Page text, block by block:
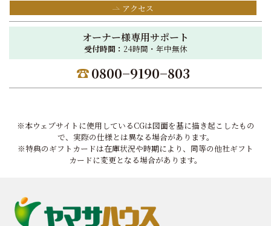
アクセス
オーナー様専用サポート
受付時間： 24時間・年中無休
0800−9190−803
※本ウェブサイトに使用しているCGは図面を基に描き起こしたもの
で、実際の仕様とは異なる場合があります。
※特典のギフトカードは在庫状況や時期により、同等の他社ギフト
カードに変更となる場合があります。